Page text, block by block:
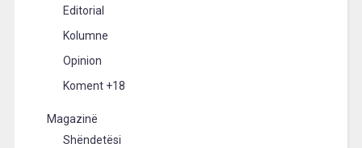
Editorial
Kolumne
Opinion
Koment +18
Magazinë
Shëndetësi